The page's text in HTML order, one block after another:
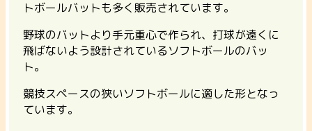
トボールバットも多く販売されています。
野球のバットより手元重心で作られ、打球が遠くに
飛ばないよう設計されているソフトボールのバッ
ト。
競技スペースの狭いソフトボールに適した形となっ
ています。